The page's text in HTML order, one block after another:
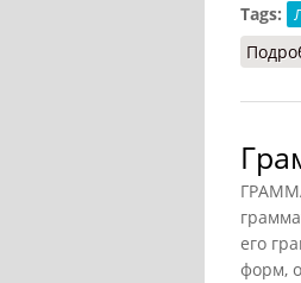
Tags:
его
форм,